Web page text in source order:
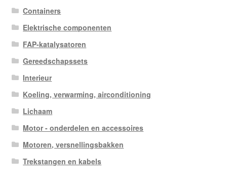
Containers
Elektrische componenten
FAP-katalysatoren
Gereedschapssets
Interieur
Koeling, verwarming, airconditioning
Lichaam
Motor - onderdelen en accessoires
Motoren, versnellingsbakken
Trekstangen en kabels